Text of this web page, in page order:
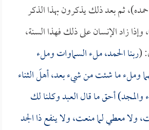
ثم بعد ذلك يذكرون بهذا الذكر
زاد الإنسان على ذلك فهذا السنة،
(ربنا الحمد، ملء السماوات وملء
وملء ما شئت من شيء بعد، أهلَ الثناء
والمجد) أحق ما قال العبد وكلنا لك
ولا معطي لما منعت، ولا ينفع ذا الجد